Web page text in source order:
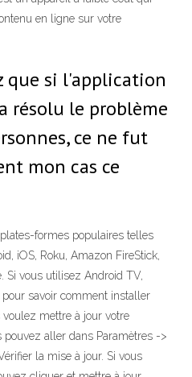
en ligne sur votre
que si l'application
résolu le problème
ce ne fut
mon cas ce
plates-formes populaires telles
iOS, Roku, Amazon FireStick,
Si vous utilisez Android TV,
pour savoir comment installer
voulez mettre à jour votre
aller dans Paramètres ->
la mise à jour. Si vous